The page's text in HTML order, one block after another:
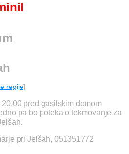
regije]
pred gasilskim domom
pa bo potekalo tekmovanje za
pri Jelšah, 051351772